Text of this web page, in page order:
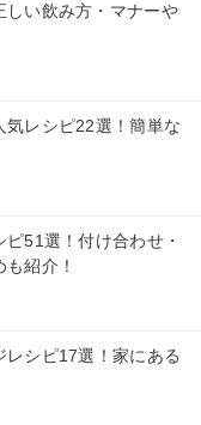
しい飲み方・マナーや
気レシピ22選！簡単な
51選！付け合わせ・
紹介！
シピ17選！家にある